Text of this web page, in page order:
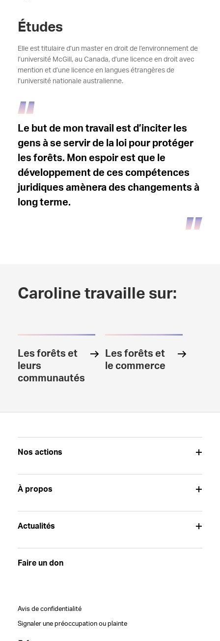
Études
Elle est titulaire d’un master en droit de l’environnement de
l’université McGill, au Canada, d’une licence en droit avec
mention et d’une licence en langues étrangères de
l’université nationale australienne.
Le but de mon travail est d’inciter les
gens à se servir de la loi pour protéger
les forêts. Mon espoir est que le
développement de ces compétences
juridiques amènera des changements à
long terme.
Caroline travaille sur:
Les forêts et
leurs
communautés
Les forêts et
le commerce
Nos actions
À propos
Actualités
Faire un don
Avis de confidentialité
Signaler une préoccupation ou plainte